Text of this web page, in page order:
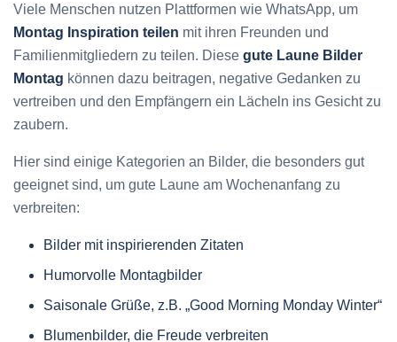
Viele Menschen nutzen Plattformen wie WhatsApp, um
Montag Inspiration teilen mit ihren Freunden und
Familienmitgliedern zu teilen. Diese gute Laune Bilder
Montag können dazu beitragen, negative Gedanken zu
vertreiben und den Empfängern ein Lächeln ins Gesicht zu
zaubern.
Hier sind einige Kategorien an Bilder, die besonders gut
geeignet sind, um gute Laune am Wochenanfang zu
verbreiten:
Bilder mit inspirierenden Zitaten
Humorvolle Montagbilder
Saisonale Grüße, z.B. „Good Morning Monday Winter“
Blumenbilder, die Freude verbreiten